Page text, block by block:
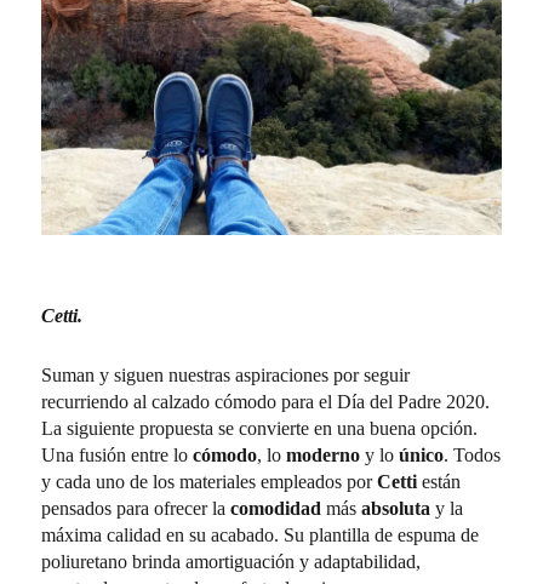
Cetti.
Suman y siguen nuestras aspiraciones por seguir
recurriendo al calzado cómodo para el Día del Padre 2020.
La siguiente propuesta se convierte en una buena opción.
Una fusión entre locómodo, lomoderno y loúnico. Todos
y cada uno de los materiales empleados porCetti están
pensados para ofrecer lacomodidad másabsoluta y la
máxima calidad en su acabado. Su plantilla de espuma de
poliuretano brinda amortiguación y adaptabilidad,